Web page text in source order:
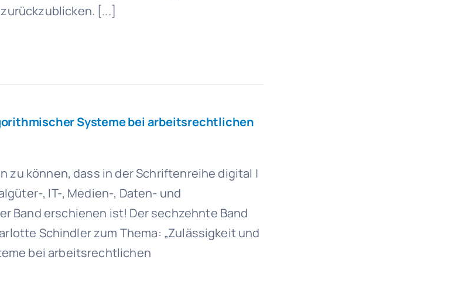
[...]
Systeme bei arbeitsrechtlichen
zu können, dass in der Schriftenreihe digital |
, IT-, Medien-, Daten- und
Band erschienen ist! Der sechzehnte Band
Schindler zum Thema: „Zulässigkeit und
bei arbeitsrechtlichen